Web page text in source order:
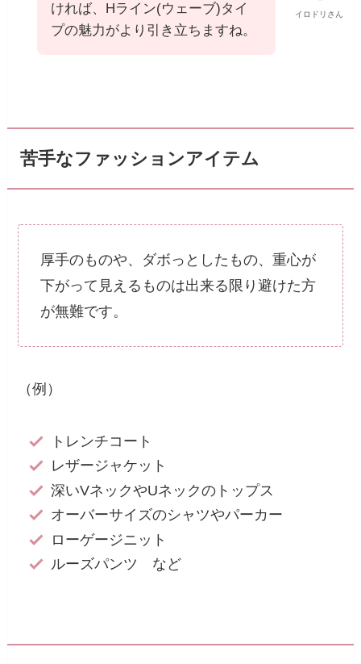
イロドリさん
ければ、Hライン(ウェーブ)タイ
プの魅力がより引き立ちますね。
苦手なファッションアイテム
厚手のものや、ダボっとしたもの、重心が
下がって見えるものは出来る限り避けた方
が無難です。
（例）
トレンチコート
レザージャケット
深いVネックやUネックのトップス
オーバーサイズのシャツやパーカー
ローゲージニット
ルーズパンツ など